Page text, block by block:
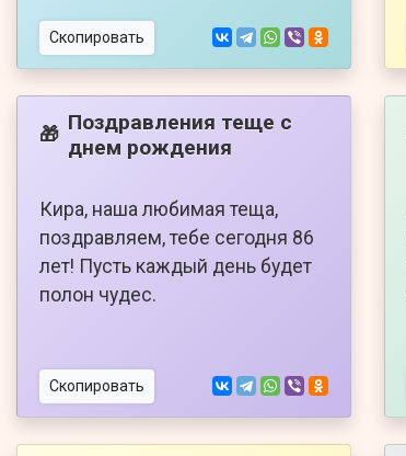
Скопировать
🎁 Поздравления теще с
днем рождения
Кира, наша любимая теща,
поздравляем, тебе сегодня 86
лет! Пусть каждый день будет
полон чудес.
Скопировать